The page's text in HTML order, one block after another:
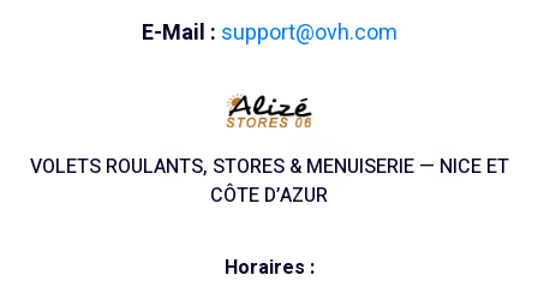
E-Mail : support@ovh.com
VOLETS ROULANTS, STORES & MENUISERIE — NICE ET
CÔTE D’AZUR
Horaires :